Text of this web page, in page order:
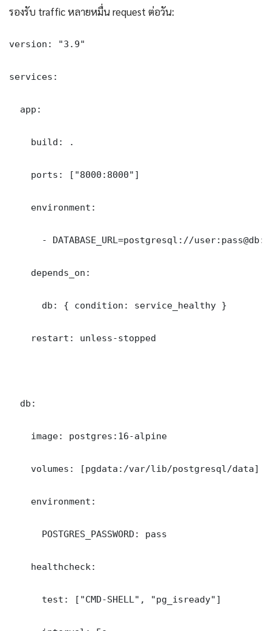
รองรับ traffic หลายหมื่น request ต่อวัน:
version: "3.9"
services:
  app:
    build: .
    ports: ["8000:8000"]
    environment:
- DATABASE_URL=postgresql://
    depends_on:
      db: { condition: service_healthy }
    restart: unless-stopped
  db:
    image: postgres:16-alpine
    volumes: [pgdata:/var/lib/postgresql/data]
    environment:
      POSTGRES_PASSWORD: pass
    healthcheck:
      test: ["CMD-SHELL", "pg_isready"]